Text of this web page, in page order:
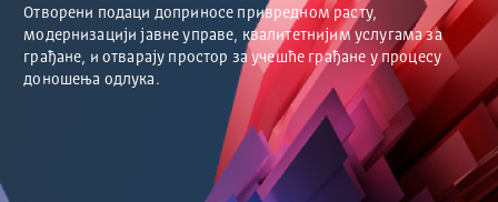
Отворени подаци доприносе привредном расту,
модернизацији јавне управе, квалитетнијим услугама за
грађане, и отварају простор за учешће грађане у процесу
доношења одлука.